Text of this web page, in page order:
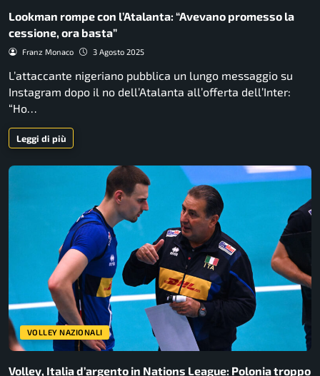
Lookman rompe con l’Atalanta: “Avevano promesso la
cessione, ora basta”
Franz Monaco 3 Agosto 2025
L’attaccante nigeriano pubblica un lungo messaggio su
Instagram dopo il no dell’Atalanta all’offerta dell’Inter:
“Ho…
Leggi di più
VOLLEY NAZIONALI
Volley, Italia d’argento in Nations League: Polonia troppo